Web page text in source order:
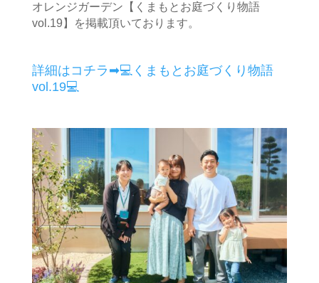
オレンジガーデン【くまもとお庭づくり物語
vol.19】を掲載頂いております。
詳細はコチラ➡💻くまもとお庭づくり物語
vol.19💻